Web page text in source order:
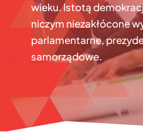
Seminaria
Zgłoszenie
Aktualności
wieku. Istotą
niczym niezakłócone
parlamentarne,
samorządowe.